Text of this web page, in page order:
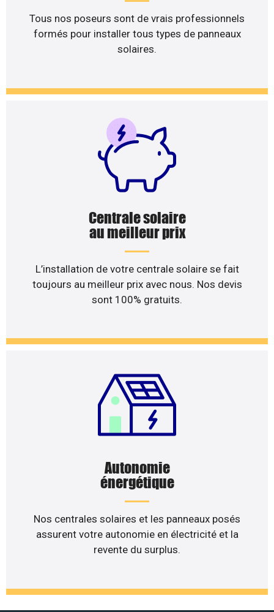
Tous nos poseurs sont de vrais professionnels
formés pour installer tous types de panneaux
solaires.
Centrale solaire
au meilleur prix
L’installation de votre centrale solaire se fait
toujours au meilleur prix avec nous. Nos devis
sont 100% gratuits.
Autonomie
énergétique
Nos centrales solaires et les panneaux posés
assurent votre autonomie en électricité et la
revente du surplus.